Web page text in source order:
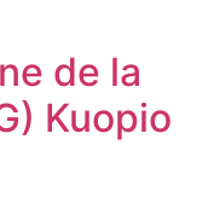
de la
Kuopio